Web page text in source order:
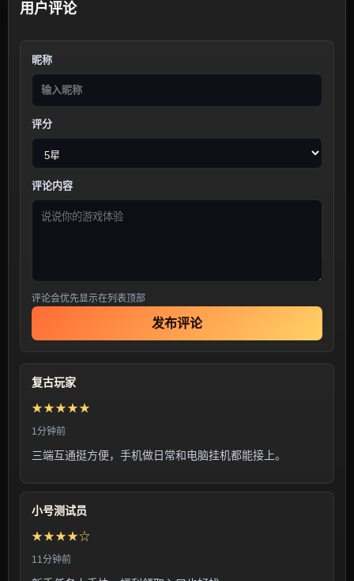
用户评论
昵称
评分
评论内容
评论会优先显示在列表顶部
发布评论
复古玩家
★★★★★
1分钟前
三端互通挺方便，手机做日常和电脑挂机都能接上。
小号测试员
★★★★☆
11分钟前